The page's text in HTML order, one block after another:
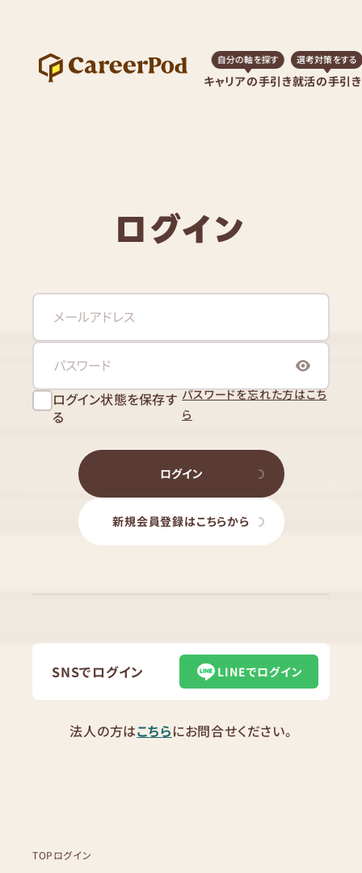
キャリアの手引き
自分の軸を探す
就活の手引き
選考対策をする
ログイン
ログイン状態を保存す
る
パスワードを忘れた方はこち
ら
ログイン
新規会員登録はこちらから
SNSでログイン LINEでログイン
法人の方はこちらにお問合せください。
TOPログイン